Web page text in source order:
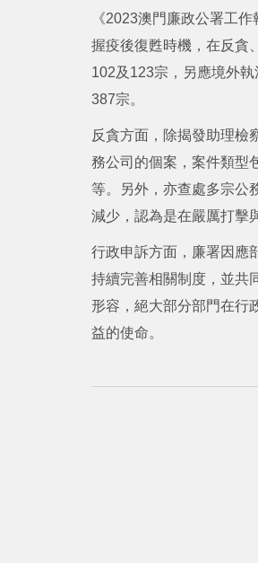
《2023澳門廉政公署工
握疫後復甦時機，在反貪
102及123宗，另應境外
387宗。
反貪方面，除揭發助理檢
務公司的個案，案件類型
等。另外，亦查處多宗公
減少，認為是在嚴厲打擊
行政申訴方面，廉署因應
持續完善相關制度，並共
形容，絕大部分部門在行
益的使命。